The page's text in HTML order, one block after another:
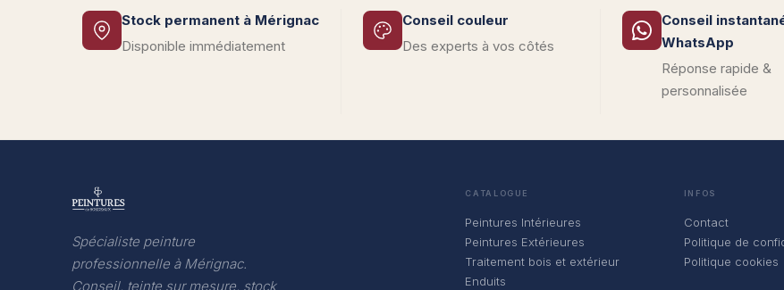
Stock permanent à Mérignac
Disponible immédiatement
Conseil couleur
Des experts à vos côtés
Conseil
WhatsApp
Réponse rapide &
personnalisée
Spécialiste peinture
professionnelle à Mérignac.
Conseil, teinte sur mesure, stock
CATALOGUE
Peintures Intérieures
Peintures Extérieures
Traitement bois et extérieur
Enduits
INFOS
Contact
Politique de
Politique cookies